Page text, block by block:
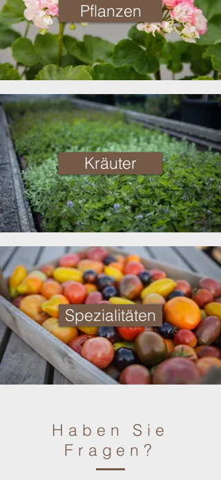
Pflanzen
Kräuter
Spezialitäten
Haben Sie
Fragen?